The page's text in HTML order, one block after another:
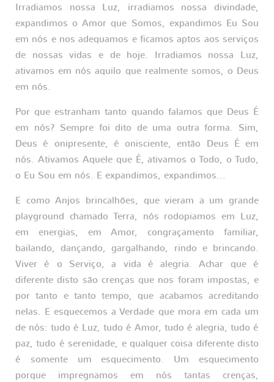
Irradiamos nossa Luz, irradiamos nossa divindade,
expandimos o Amor que Somos, expandimos Eu Sou
em nós e nos adequamos e ficamos aptos aos serviços
de nossas vidas e de hoje. Irradiamos nossa Luz,
ativamos em nós aquilo que realmente somos, o Deus
em nós.
Por que estranham tanto quando falamos que Deus É
em nós? Sempre foi dito de uma outra forma. Sim,
Deus é onipresente, é onisciente, então Deus É em
nós. Ativamos Aquele que É, ativamos o Todo, o Tudo,
o Eu Sou em nós. E expandimos, expandimos...
E como Anjos brincalhões, que vieram a um grande
playground chamado Terra, nós rodopiamos em Luz,
em energias, em Amor, congraçamento familiar,
bailando, dançando, gargalhando, rindo e brincando.
Viver é o Serviço, a vida é alegria. Achar que é
diferente disto são crenças que nos foram impostas, e
por tanto e tanto tempo, que acabamos acreditando
nelas. E esquecemos a Verdade que mora em cada um
de nós: tudo é Luz, tudo é Amor, tudo é alegria, tudo é
paz, tudo é serenidade, e qualquer coisa diferente disto
é somente um esquecimento. Um esquecimento
porque impregnamos em nós tantas crenças,